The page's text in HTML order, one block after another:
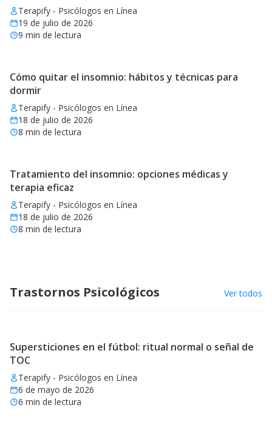
Terapify - Psicólogos en Línea
19 de julio de 2026
9 min de lectura
Cómo quitar el insomnio: hábitos y técnicas para
dormir
Terapify - Psicólogos en Línea
18 de julio de 2026
8 min de lectura
Tratamiento del insomnio: opciones médicas y
terapia eficaz
Terapify - Psicólogos en Línea
18 de julio de 2026
8 min de lectura
Trastornos Psicológicos Ver todos
Supersticiones en el fútbol: ritual normal o señal de
TOC
Terapify - Psicólogos en Línea
6 de mayo de 2026
6 min de lectura